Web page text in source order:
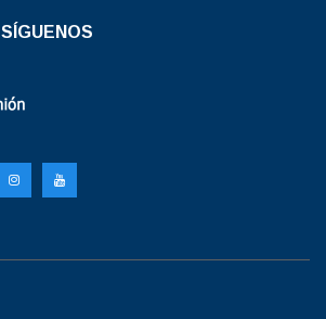
SÍGUENOS